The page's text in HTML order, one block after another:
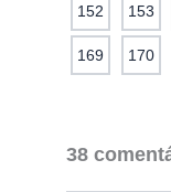
152 153
169 170
38